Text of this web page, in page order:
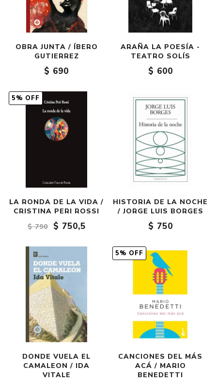
OBRA JUNTA / ÍBERO
GUTIERREZ
$ 690
ARAÑA LA POESÍA -
TEATRO SOLÍS
$ 600
5% OFF
LA RONDA DE LA VIDA /
CRISTINA PERI ROSSI
$ 790
$ 750,5
HISTORIA DE LA NOCHE
/ JORGE LUIS BORGES
$ 750
DONDE VUELA EL
CAMALEON / IDA
VITALE
5% OFF
CANCIONES DEL MÁS
ACÁ / MARIO
BENEDETTI